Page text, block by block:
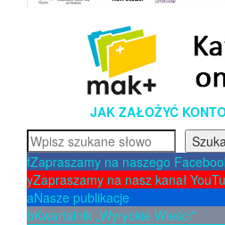
JAK ZAŁOŻYĆ
Szukaj
fZapraszamy na naszego
yZapraszamy na nasz kanał
aNasze publikacje
bKwartalnik „Wyryckie Wieści”